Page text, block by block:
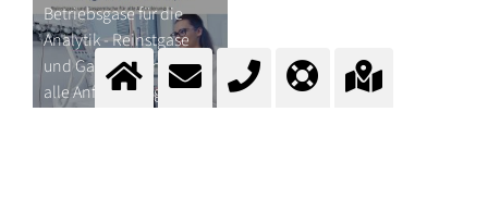
Betriebsgase für die
Analytik - Reinstgase
und Gasgemische für
alle Anforderungen